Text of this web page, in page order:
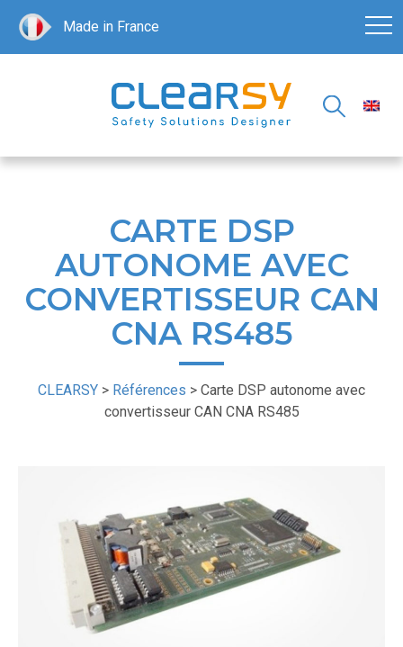
Made in France
CARTE DSP
AUTONOME AVEC
CONVERTISSEUR CAN
CNA RS485
CLEARSY > Références > Carte DSP autonome avec
convertisseur CAN CNA RS485